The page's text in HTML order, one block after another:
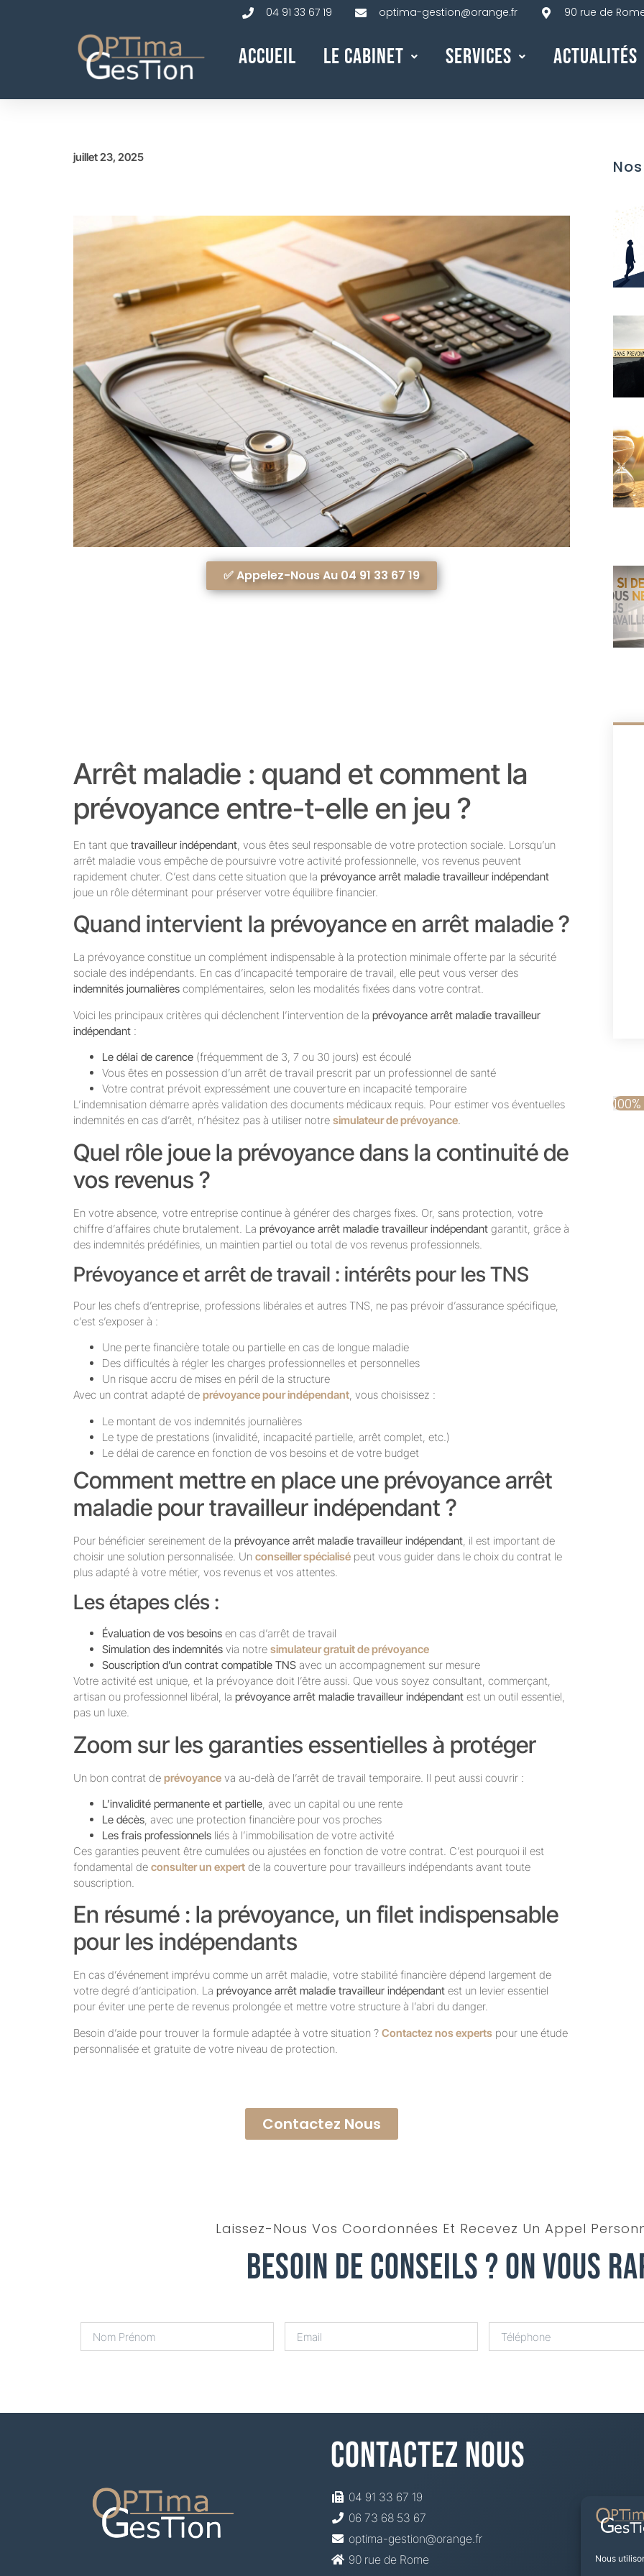
Nous
04 91 33 67 19 optima-gestion@orange.fr 90 rue de
Accueil Le Cabinet Services Actualités
juillet 23, 2025
✅ Appelez-Nous Au 04 91 33 67 19
Arrêt maladie : quand et comment la
prévoyance entre-t-elle en jeu ?
En tant que travailleur indépendant, vous êtes seul responsable de votre protection sociale. Lorsqu’un
arrêt maladie vous empêche de poursuivre votre activité professionnelle, vos revenus peuvent
rapidement chuter. C’est dans cette situation que la prévoyance arrêt maladie travailleur indépendant
joue un rôle déterminant pour préserver votre équilibre financier.
Quand intervient la prévoyance en arrêt maladie ?
La prévoyance constitue un complément indispensable à la protection minimale offerte par la sécurité
sociale des indépendants. En cas d’incapacité temporaire de travail, elle peut vous verser des
indemnités journalières complémentaires, selon les modalités fixées dans votre contrat.
Voici les principaux critères qui déclenchent l’intervention de la prévoyance arrêt maladie travailleur
indépendant :
Le délai de carence (fréquemment de 3, 7 ou 30 jours) est écoulé
Vous êtes en possession d’un arrêt de travail prescrit par un professionnel de santé
Votre contrat prévoit expressément une couverture en incapacité temporaire
L’indemnisation démarre après validation des documents médicaux requis. Pour estimer vos éventuelles
indemnités en cas d’arrêt, n’hésitez pas à utiliser notre simulateur de prévoyance.
Quel rôle joue la prévoyance dans la continuité de
vos revenus ?
En votre absence, votre entreprise continue à générer des charges fixes. Or, sans protection, votre
chiffre d’affaires chute brutalement. La prévoyance arrêt maladie travailleur indépendant garantit, grâce à
des indemnités prédéfinies, un maintien partiel ou total de vos revenus professionnels.
Prévoyance et arrêt de travail : intérêts pour les TNS
Pour les chefs d’entreprise, professions libérales et autres TNS, ne pas prévoir d’assurance spécifique,
c’est s’exposer à :
Une perte financière totale ou partielle en cas de longue maladie
Des difficultés à régler les charges professionnelles et personnelles
Un risque accru de mises en péril de la structure
Avec un contrat adapté de prévoyance pour indépendant, vous choisissez :
Le montant de vos indemnités journalières
Le type de prestations (invalidité, incapacité partielle, arrêt complet, etc.)
Le délai de carence en fonction de vos besoins et de votre budget
Comment mettre en place une prévoyance arrêt
maladie pour travailleur indépendant ?
Pour bénéficier sereinement de la prévoyance arrêt maladie travailleur indépendant , il est important de
choisir une solution personnalisée. Un conseiller spécialisé peut vous guider dans le choix du contrat le
plus adapté à votre métier, vos revenus et vos attentes.
Les étapes clés :
Évaluation de vos besoins en cas d’arrêt de travail
Simulation des indemnités via notre simulateur gratuit de prévoyance
Souscription d’un contrat compatible TNS avec un accompagnement sur mesure
Votre activité est unique, et la prévoyance doit l’être aussi. Que vous soyez consultant, commerçant,
artisan ou professionnel libéral, la prévoyance arrêt maladie travailleur indépendant est un outil essentiel,
pas un luxe.
Zoom sur les garanties essentielles à protéger
Un bon contrat de prévoyance va au-delà de l’arrêt de travail temporaire. Il peut aussi couvrir :
L’invalidité permanente et partielle, avec un capital ou une rente
Le décès, avec une protection financière pour vos proches
Les frais professionnels liés à l’immobilisation de votre activité
Ces garanties peuvent être cumulées ou ajustées en fonction de votre contrat. C’est pourquoi il est
fondamental de consulter un expert de la couverture pour travailleurs indépendants avant toute
souscription.
En résumé : la prévoyance, un filet indispensable
pour les indépendants
En cas d’événement imprévu comme un arrêt maladie, votre stabilité financière dépend largement de
votre degré d’anticipation. La prévoyance arrêt maladie travailleur indépendant est un levier essentiel
pour éviter une perte de revenus prolongée et mettre votre structure à l’abri du danger.
Besoin d’aide pour trouver la formule adaptée à votre situation ? Contactez nos experts pour une étude
personnalisée et gratuite de votre niveau de protection.
Contactez Nous
100%
Laissez-Nous Vos Coordonnées Et Recevez Un Appel
Besoin De Conseils ? On Vous
Contactez Nous
04 91 33 67 19
06 73 68 53 67
optima-gestion@orange.fr
90 rue de Rome